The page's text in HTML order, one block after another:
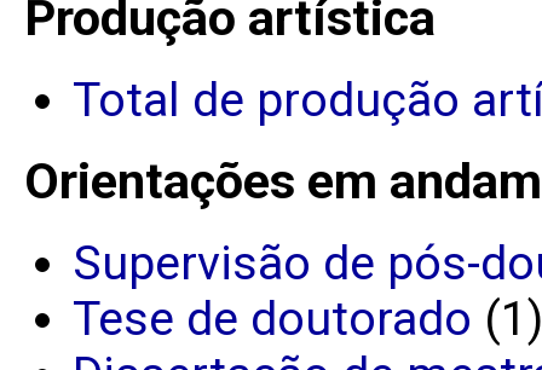
Produção artística
Total de produção
Orientações em
Supervisão de pós-
Tese de doutorado (1)